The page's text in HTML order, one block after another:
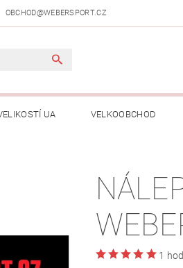
OBCHOD@WEBERSPORT.CZ
UA VELKOOBCHOD
1